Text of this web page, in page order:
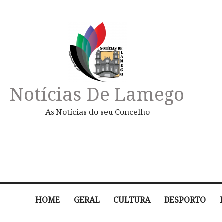
Notícias De Lamego
As Notícias do seu Concelho
HOME GERAL CULTURA DESPORTO